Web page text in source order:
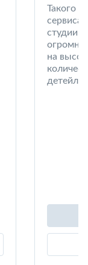
Такого
сервиса
студии
на